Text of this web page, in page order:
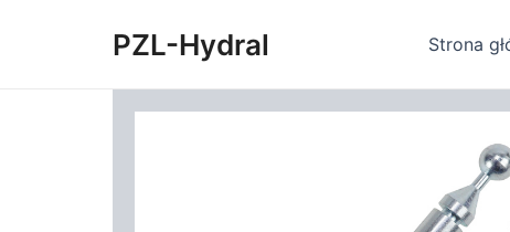
PZL-Hydral Strona